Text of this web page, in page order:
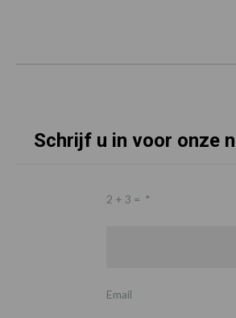
Schrijf u in voor onze
2 + 3 = *
Email